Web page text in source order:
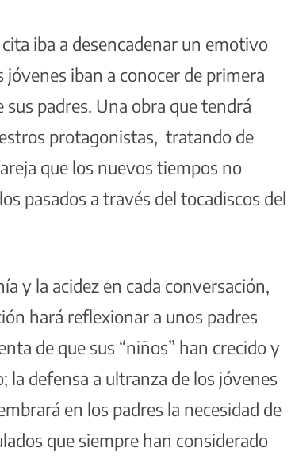
iba a desencadenar un emotivo
jóvenes iban a conocer de primera
padres. Una obra que tendrá
protagonistas, tratando de
que los nuevos tiempos no
pasados a través del tocadiscos del
y la acidez en cada conversación,
hará reflexionar a unos padres
de que sus “niños” han crecido y
la defensa a ultranza de los jóvenes
en los padres la necesidad de
que siempre han considerado